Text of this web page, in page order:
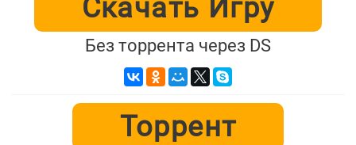
Скачать Игру
Без торрента через DS
Торрент